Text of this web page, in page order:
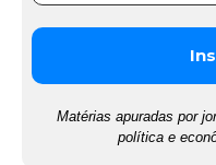
Matérias apuradas por
política e